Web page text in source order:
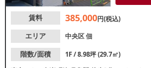
賃料 385,000円(税込)
エリア
中央区佃
階数/面積
1F / 8.98坪 (29.7㎡)